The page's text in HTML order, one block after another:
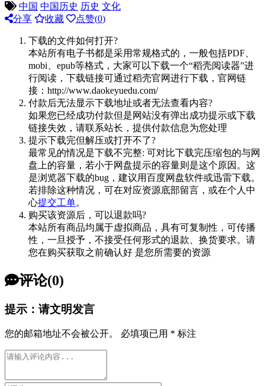
中国 中国历史 历史 文化
分享
收藏 点赞(0)
下载的文件如何打开?
本站所有电子书都是采用常规格式的，一般包括PDF、
mobi、epub等格式，大家可以下载一个“稻壳阅读器”进
行阅读，下载链接可通过稻壳官网进行下载，官网链
接：http://www.daokeyuedu.com/
付款后无法显示下载地址或者无法查看内容?
如果您已经成功付款但是网站没有弹出成功提示或下载
链接失效，请联系站长，提供付款信息为您处理
提示下载完但解压或打开不了?
最常见的情况是下载不完整: 可对比下载完压缩包的与网
盘上的容量，若小于网盘提示的容量则是这个原因。这
是浏览器下载的bug，建议用百度网盘软件或迅雷下载。
若排除这种情况，可在对应资源底部留言，或在个人中
心提交工单。
购买该资源后，可以退款吗?
本站所有商品均属于虚拟商品，具有可复制性，可传播
性，一旦授予，不接受任何形式的退款、换货要求。请
您在购买获取之前确认好 是您所需要的资源
评论(0)
提示：请文明发言
您的邮箱地址不会被公开。 必填项已用 * 标注